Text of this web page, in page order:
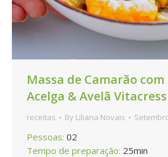
Massa de Camarão com
Acelga & Avelã Vitacress
receitas By Liliana Novais
Pessoas: 02
Tempo de preparação: 25min